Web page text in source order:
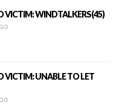
VICTIM: WINDTALKERS(45)
VICTIM: UNABLE TO LET